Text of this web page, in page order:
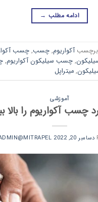
ادامه مطلب →
برچسبآکواریوم, چسب, چسب
, چسب سیلیکون آکواریوم,
, میتراپل
آموزشی
چسب آکواریوم را بالا
دسامبر 20, 2022